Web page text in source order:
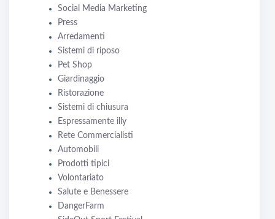
Social Media Marketing
Press
Arredamenti
Sistemi di riposo
Pet Shop
Giardinaggio
Ristorazione
Sistemi di chiusura
Espressamente illy
Rete Commercialisti
Automobili
Prodotti tipici
Volontariato
Salute e Benessere
DangerFarm